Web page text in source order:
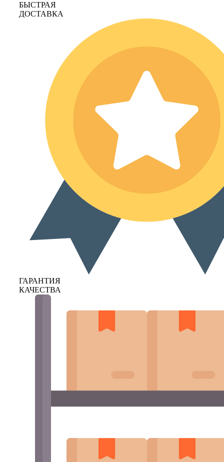
БЫСТРАЯ
ДОСТАВКА
ГАРАНТИЯ
КАЧЕСТВА